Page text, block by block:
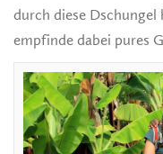
durch diese Dschungel
empfinde dabei pures